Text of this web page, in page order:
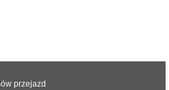
przejazd